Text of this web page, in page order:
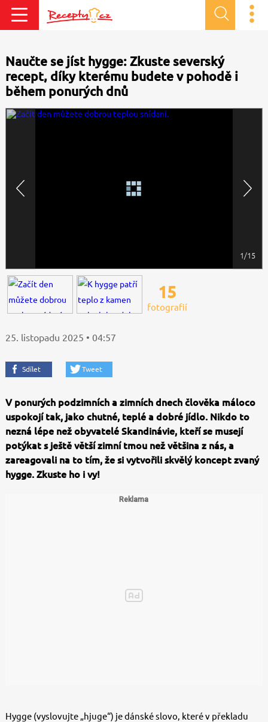
Naučte se jíst hygge: Zkuste severský
recept, díky kterému budete v pohodě i
během ponurých dnů
1/15
15
fotografií
25. listopadu 2025 • 04:57
Sdílet Tweet
V ponurých podzimních a zimních dnech člověka máloco
uspokojí tak, jako chutné, teplé a dobré jídlo. Nikdo to
nezná lépe než obyvatelé Skandinávie, kteří se musejí
potýkat s ještě větší zimní tmou než většina z nás, a
zareagovali na to tím, že si vytvořili skvělý koncept zvaný
hygge. Zkuste ho i vy!
Hygge (vyslovujte „hjuge“) je dánské slovo, které v překladu